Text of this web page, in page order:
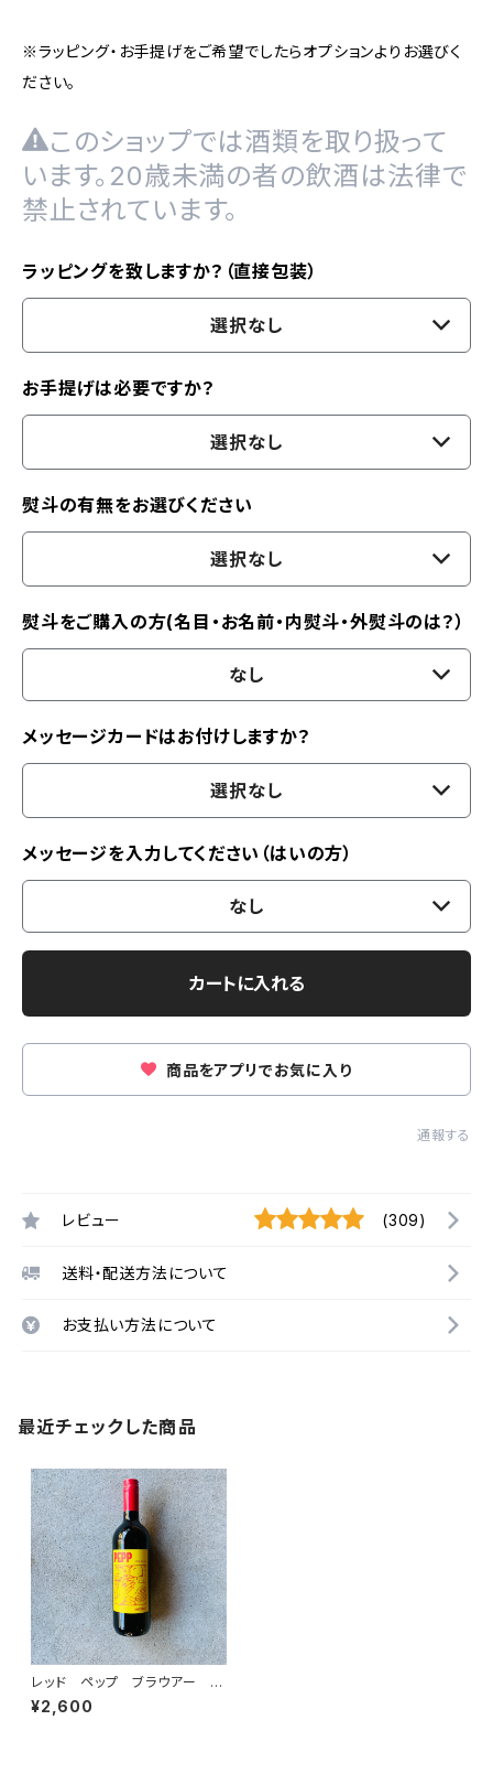
※ラッピング・お手提げをご希望でしたらオプションよりお選びく
ださい。
このショップでは酒類を取り扱って
います。20歳未満の者の飲酒は法律で
禁止されています。
ラッピングを致しますか？（直接包装）
選択なし
お手提げは必要ですか？
選択なし
熨斗の有無をお選びください
選択なし
熨斗をご購入の方(名目・お名前・内熨斗・外熨斗のは？）
なし
メッセージカードはお付けしますか？
選択なし
メッセージを入力してください（はいの方）
なし
カートに入れる
商品をアプリでお気に入り
通報する
レビュー (309)
送料・配送方法について
お支払い方法について
最近チェックした商品
レッド ペップ ブラウアー ツ
ヴァイゲルト
¥2,600